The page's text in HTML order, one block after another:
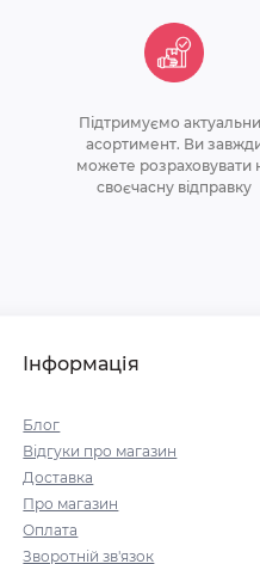
Підтримуємо
асортимент. Ви
можете розраховувати
своєчасну відправку
Інформація
Блог
Відгуки про магазин
Доставка
Про магазин
Оплата
Зворотній зв'язок